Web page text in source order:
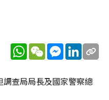
WhatsApp
WeChatMessenger
LinkedIn
查局局長及國家警察總